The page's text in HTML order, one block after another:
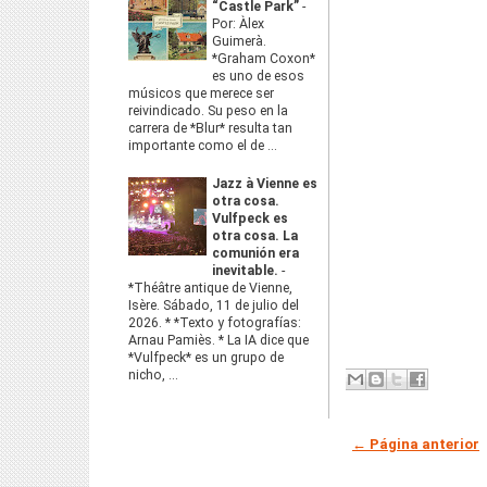
“Castle Park” -
Por: Àlex
Guimerà.
*Graham Coxon*
es uno de esos
músicos que merece ser
reivindicado. Su peso en la
carrera de *Blur* resulta tan
importante como el de ...
Jazz à Vienne es
otra cosa.
Vulfpeck es
otra cosa. La
comunión era
inevitable. -
*Théâtre antique de Vienne,
Isère. Sábado, 11 de julio del
2026. * *Texto y fotografías:
Arnau Pamiès. * La IA dice que
*Vulfpeck* es un grupo de
nicho, ...
← Página anterior